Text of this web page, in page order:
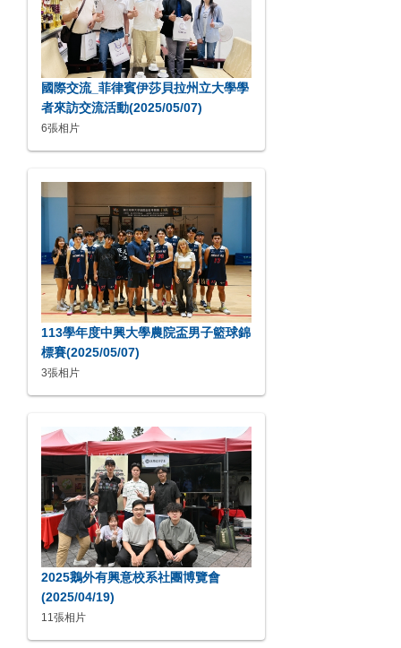
國際交流_菲律賓伊莎貝拉州立大學學
者來訪交流活動(2025/05/07)
6張相片
113學年度中興大學農院盃男子籃球錦
標賽(2025/05/07)
3張相片
2025鵝外有興意校系社團博覽會
(2025/04/19)
11張相片